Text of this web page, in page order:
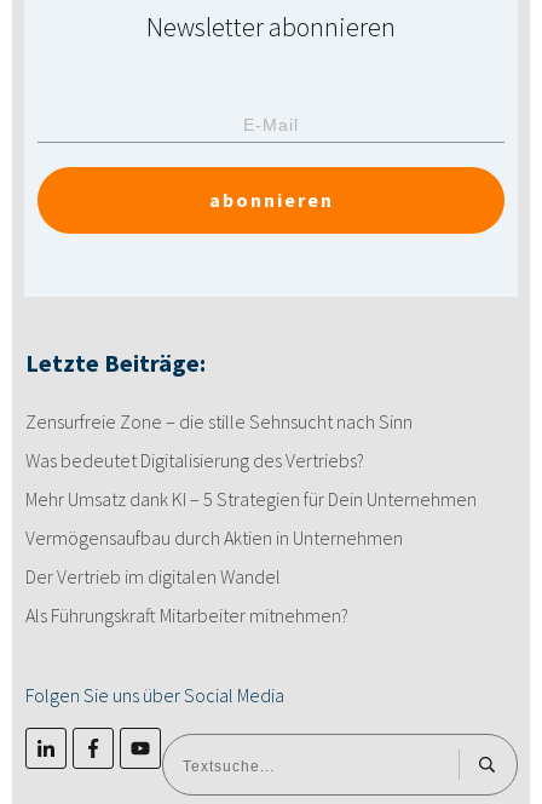
Newsletter abonnieren
abonnieren
Letzte Beiträge:
Zensurfreie Zone – die stille Sehnsucht nach Sinn
Was bedeutet Digitalisierung des Vertriebs?
Mehr Umsatz dank KI – 5 Strategien für Dein Unternehmen
Vermögensaufbau durch Aktien in Unternehmen
Der Vertrieb im digitalen Wandel
Als Führungskraft Mitarbeiter mitnehmen?
Folgen Sie uns über Social Media